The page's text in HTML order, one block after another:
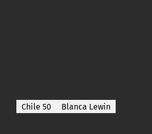
Chile 50 Blanca Lewin